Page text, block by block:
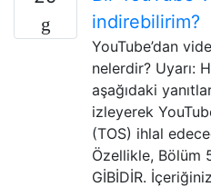
indirebilirim?
YouTube’dan
nelerdir? Uyarı:
aşağıdaki
izleyerek
(TOS) ihlal
Özellikle, Bölüm
GİBİDİR.